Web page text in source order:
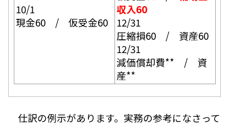
10/1
現金60 / 仮受金60
収入60
12/31
圧縮損60 / 資産60
12/31
減価償却費** / 資
産**
仕訳の例示があります。実務の参考になさって